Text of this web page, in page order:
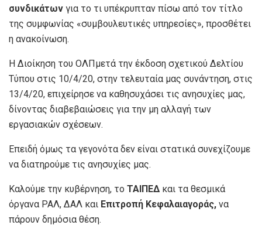
συνδικάτων για το τι υπέκρυπταν πίσω από τον τίτλο
της συμφωνίας «συμβουλευτικές υπηρεσίες», προσθέτει
η ανακοίνωση.
Η Διοίκηση του ΟΛΠμετά την έκδοση σχετικού Δελτίου
Τύπου στις 10/4/20, στην τελευταία μας συνάντηση, στις
13/4/20, επιχείρησε να καθησυχάσει τις ανησυχίες μας,
δίνοντας διαβεβαιώσεις για την μη αλλαγή των
εργασιακών σχέσεων.
Επειδή όμως τα γεγονότα δεν είναι στατικά συνεχίζουμε
να διατηρούμε τις ανησυχίες μας.
Καλούμε την κυβέρνηση, το ΤΑΙΠΕΔ και τα θεσμικά
όργανα ΡΑΛ, ΔΑΛ και Επιτροπή Κεφαλαιαγοράς, να
πάρουν δημόσια θέση.